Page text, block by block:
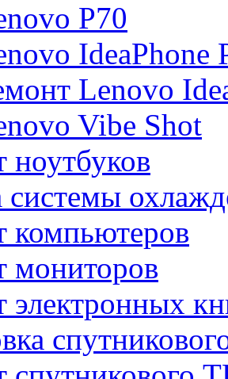
P70
IdeaPhone
Lenovo
Vibe Shot
ноутбуков
системы
компьютеров
мониторов
электронных